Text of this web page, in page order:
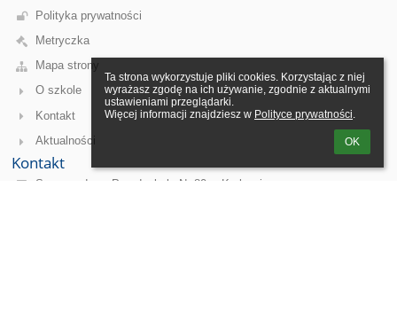
Ta strona wykorzystuje pliki cookies. Korzystając z niej
wyrażasz zgodę na ich używanie, zgodnie z aktualnymi
ustawieniami przeglądarki.
Więcej informacji znajdziesz w Polityce prywatności.
OK
Polityka prywatności
Metryczka
Mapa strony
O szkole
Kontakt
Aktualności
Kontakt
Samorządowe Przedszkole Nr 80 w Krakowie